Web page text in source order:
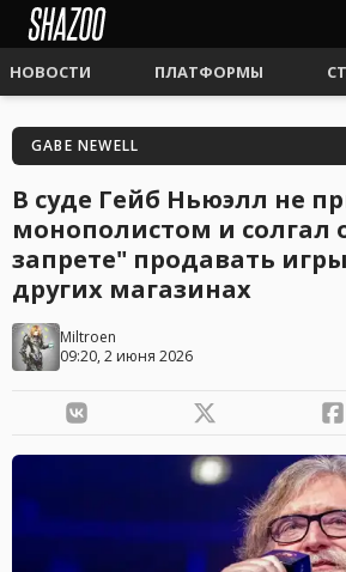
НОВОСТИ ПЛАТФОРМЫ
GABE NEWELL
В суде Гейб Ньюэлл не
монополистом и солгал
запрете" продавать
других магазинах
Miltroen
09:20, 2 июня 2026